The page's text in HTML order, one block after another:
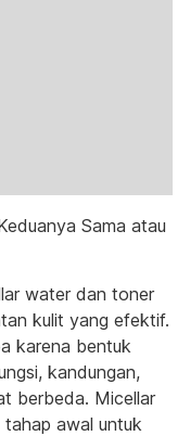
Sama atau
water dan toner
kulit yang efektif.
karena bentuk
kandungan,
berbeda. Micellar
awal untuk